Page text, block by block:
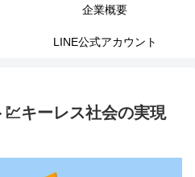
企業概要
LINE公式アカウント
キーレス社会の実現